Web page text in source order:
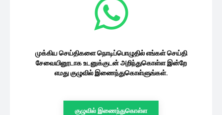
முக்கிய செய்திகளை நொடிப்பொழுதில் எங்கள் செய்தி
சேவையினூடாக உடனுக்குடன் அறிந்துகொள்ள இன்றே
எமது குழுவில் இணைந்துகொள்ளுங்கள்.
குழுவில் இணைந்துகொள்ள